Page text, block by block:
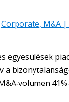
Corporate, M&A
egyesülések
a